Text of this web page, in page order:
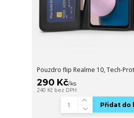
Pouzdro flip Realme 10, Tech-
290 Kč/ks
240 Kč bez DPH
Přidat do